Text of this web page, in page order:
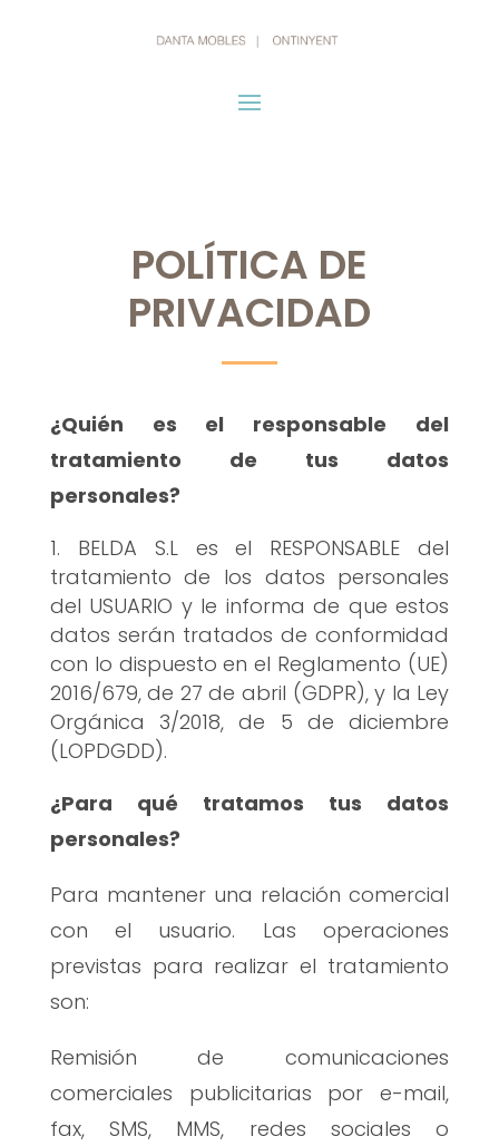
POLÍTICA DE
PRIVACIDAD
¿Quién es el responsable del
tratamiento de tus datos
personales?
BELDA S.L es el RESPONSABLE del
tratamiento de los datos personales
del USUARIO y le informa de que estos
datos serán tratados de conformidad
con lo dispuesto en el Reglamento (UE)
2016/679, de 27 de abril (GDPR), y la Ley
Orgánica 3/2018, de 5 de diciembre
(LOPDGDD).
¿Para qué tratamos tus datos
personales?
Para mantener una relación comercial
con el usuario. Las operaciones
previstas para realizar el tratamiento
son:
Remisión de comunicaciones
comerciales publicitarias por e-mail,
fax, SMS, MMS, redes sociales o